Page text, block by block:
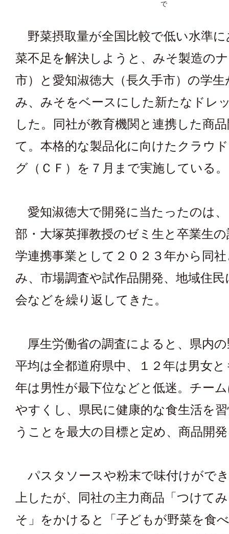
で
野菜摂取量が全国比較で低い水準
菜不足を解決しようと、みそ製造の
市）と愛知淑徳大（長久手市）の学
み、みそをベースにした新たなドレ
した。同社が教育機関と連携した商
て。本格的な製品化に向けたクラウ
グ（ＣＦ）を７月まで実施している
愛知淑徳大で開発に当たったのは
部・大塚英揮教授のゼミ生と卒業生
学連携事業として２０２３年から同
み、市場調査や試作品開発、地域住
会などを繰り返してきた。
厚生労働省の調査によると、県内
平均は全都道府県中、１２年は男女
年は男性が最下位などと低迷。チー
やすくし、県民に健康的な食生活を
うことを最大の目標と定め、商品開
パスタソースや粉末で味付けがで
上したが、同社の主力商品「つけて
そ」をかけると「子どもが野菜を食